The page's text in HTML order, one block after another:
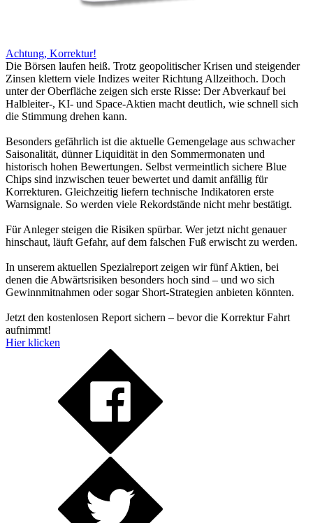
Achtung, Korrektur!
Die Börsen laufen heiß. Trotz geopolitischer Krisen und steigender
Zinsen klettern viele Indizes weiter Richtung Allzeithoch. Doch
unter der Oberfläche zeigen sich erste Risse: Der Abverkauf bei
Halbleiter-, KI- und Space-Aktien macht deutlich, wie schnell sich
die Stimmung drehen kann.
Besonders gefährlich ist die aktuelle Gemengelage aus schwacher
Saisonalität, dünner Liquidität in den Sommermonaten und
historisch hohen Bewertungen. Selbst vermeintlich sichere Blue
Chips sind inzwischen teuer bewertet und damit anfällig für
Korrekturen. Gleichzeitig liefern technische Indikatoren erste
Warnsignale. So werden viele Rekordstände nicht mehr bestätigt.
Für Anleger steigen die Risiken spürbar. Wer jetzt nicht genauer
hinschaut, läuft Gefahr, auf dem falschen Fuß erwischt zu werden.
In unserem aktuellen Spezialreport zeigen wir fünf Aktien, bei
denen die Abwärtsrisiken besonders hoch sind – und wo sich
Gewinnmitnahmen oder sogar Short-Strategien anbieten könnten.
Jetzt den kostenlosen Report sichern – bevor die Korrektur Fahrt
aufnimmt!
Hier klicken